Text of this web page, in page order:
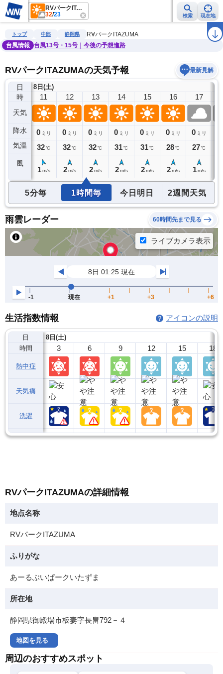
RVパークITAZUMA
32/23 検索 現在地
雨雲レーダー 台風情報 地震情報 警報・注意報 ラ
トップ 中部 静岡県
RVパークITAZUMA
台風情報
台風13号・15号｜今後の予想進路
RVパークITAZUMAの天気予報 最新見解
日
時
天気
降水
気温
風
8日(土)
10
0ミリ
31℃
11
0 ミリ
32℃
1 m/s
12
0 ミリ
32℃
2 m/s
13
0 ミリ
32℃
2 m/s
14
0 ミリ
31℃
2 m/s
15
0 ミリ
31℃
2 m/s
16
0 ミリ
28℃
2 m/s
17
0 ミリ
27℃
1 m/s
5分毎 1時間毎 今日明日 2週間天気
雨雲レーダー 60時間先まで見る
生活指数情報 アイコンの説明
日
時間
熱中症
天気痛
洗濯
8日(土)
3 6 9 12 15 18
RVパークITAZUMAの詳細情報
地点名称
RVパークITAZUMA
ふりがな
あーるぶいぱークいたずま
所在地
静岡県御殿場市板妻字長畠792－４
地図を見る
周辺のおすすめスポット